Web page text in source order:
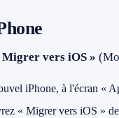
Migrer vers iOS »
iPhone, à l'écran «
« Migrer vers iOS »